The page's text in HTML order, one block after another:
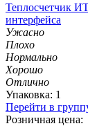
Теплосчетчик
интерфейса
Ужасно
Плохо
Нормально
Хорошо
Отлично
Упаковка: 1
Перейти в
Розничная цена: